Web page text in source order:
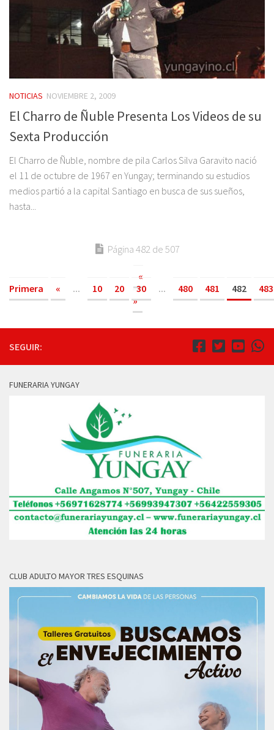
NOTICIAS NOVIEMBRE 2, 2009
El Charro de Ñuble Presenta Los Videos de su
Sexta Producción
El Charro de Ñuble, nombre de pila Carlos Silva Garavito nació
el 11 de octubre de 1967 en Yungay; terminando su estudios
medios partió a la capital Santiago en busca de sus sueños,
hasta...
Página 482 de 507
«
Primera
« ... 10 20 30 ... 480 481 482
483
»
SEGUIR:
FUNERARIA YUNGAY
CLUB ADULTO MAYOR TRES ESQUINAS